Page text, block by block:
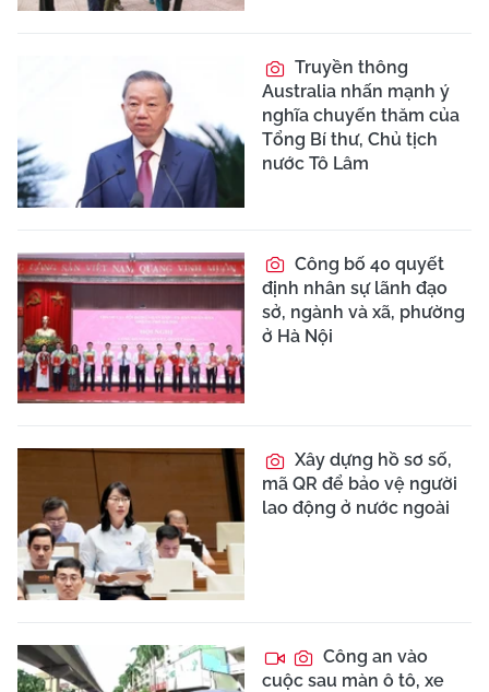
Truyền thông
Australia nhấn mạnh ý
nghĩa chuyến thăm của
Tổng Bí thư, Chủ tịch
nước Tô Lâm
Công bố 40 quyết
định nhân sự lãnh đạo
sở, ngành và xã, phường
ở Hà Nội
Xây dựng hồ sơ số,
mã QR để bảo vệ người
lao động ở nước ngoài
Công an vào
cuộc sau màn ô tô, xe